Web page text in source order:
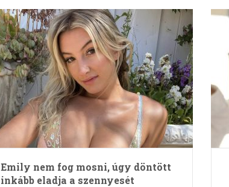
Emily nem fog mosni, úgy döntött
inkább eladja a szennyesét